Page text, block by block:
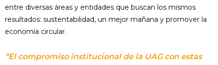
entre diversas áreas y entidades que buscan los mismos
resultados: sustentabilidad, un mejor mañana y promover la
economía circular.
“El compromiso institucional de la UAG con estas